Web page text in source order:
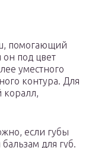
помогающий
он под цвет
уместного
контура. Для
коралл,
если губы
для губ.